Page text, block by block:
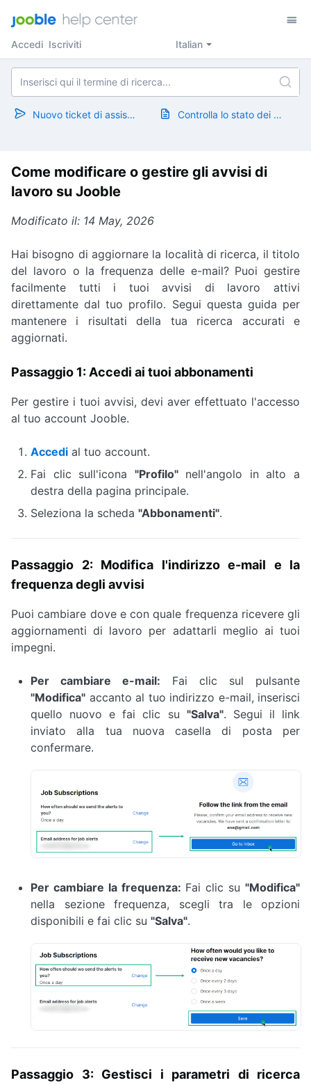
Italian
Accedi Iscriviti
Nuovo ticket di assistenza Controlla lo stato dei ticket
Come modificare o gestire gli avvisi di
lavoro su Jooble
Modificato il: 14 May, 2026
Hai bisogno di aggiornare la località di ricerca, il titolo
del lavoro o la frequenza delle e-mail? Puoi gestire
facilmente tutti i tuoi avvisi di lavoro attivi
direttamente dal tuo profilo. Segui questa guida per
mantenere i risultati della tua ricerca accurati e
aggiornati.
Passaggio 1: Accedi ai tuoi abbonamenti
Per gestire i tuoi avvisi, devi aver effettuato l'accesso
al tuo account Jooble.
Accedi al tuo account.
Fai clic sull'icona "Profilo"nell'angolo in alto a
destra della pagina principale.
Seleziona la scheda "Abbonamenti".
Passaggio 2: Modifica l'indirizzo e-mail e la
frequenza degli avvisi
Puoi cambiare dove e con quale frequenza ricevere gli
aggiornamenti di lavoro per adattarli meglio ai tuoi
impegni.
Per cambiare e-mail: Fai clic sul pulsante
"Modifica" accanto al tuo indirizzo e-mail, inserisci
quello nuovo e fai clic su "Salva". Segui il link
inviato alla tua nuova casella di posta per
confermare.
Per cambiare la frequenza: Fai clic su"Modifica"
nella sezione frequenza, scegli tra le opzioni
disponibili e fai clic su "Salva".
Passaggio 3: Gestisci i parametri di ricerca